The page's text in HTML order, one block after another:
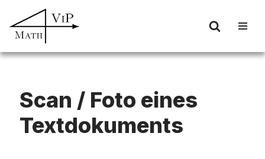
Zum
Inhalt
Scan / Foto eines
Textdokuments